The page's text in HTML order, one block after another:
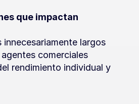
que impactan
largos
comerciales